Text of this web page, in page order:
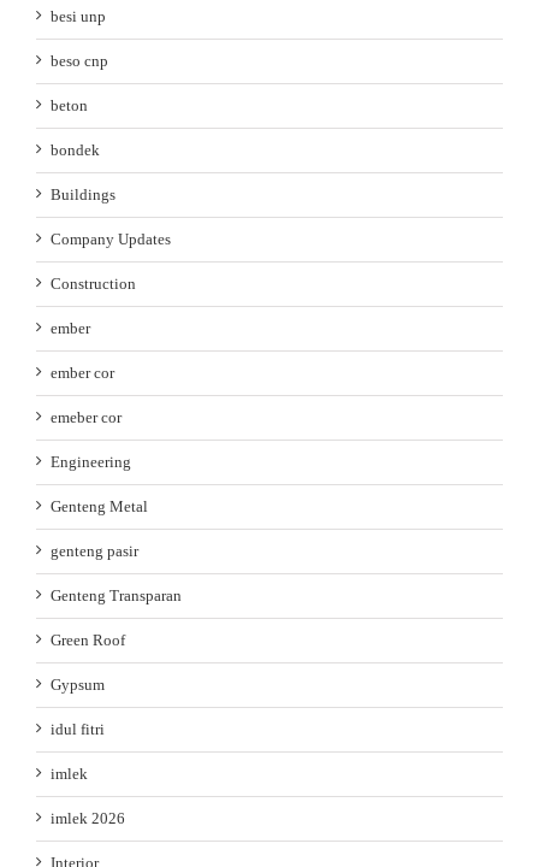
besi unp
beso cnp
beton
bondek
Buildings
Company Updates
Construction
ember
ember cor
emeber cor
Engineering
Genteng Metal
genteng pasir
Genteng Transparan
Green Roof
Gypsum
idul fitri
imlek
imlek 2026
Interior